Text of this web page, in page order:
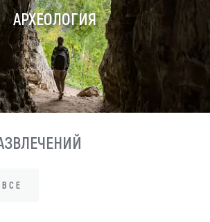
АРХЕОЛОГИЯ